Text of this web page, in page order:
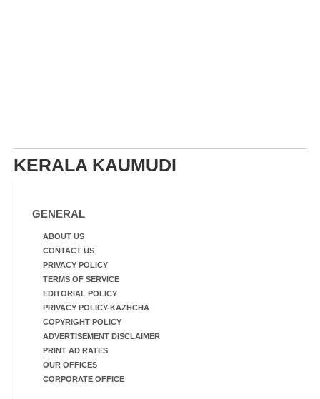
KERALA KAUMUDI
GENERAL
ABOUT US
CONTACT US
PRIVACY POLICY
TERMS OF SERVICE
EDITORIAL POLICY
PRIVACY POLICY-KAZHCHA
COPYRIGHT POLICY
ADVERTISEMENT DISCLAIMER
PRINT AD RATES
OUR OFFICES
CORPORATE OFFICE